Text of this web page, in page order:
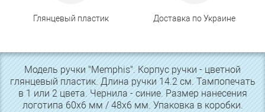
Глянцевый пластик Доставка по Украине
Модель ручки "Memphis". Корпус ручки - цветной
глянцевый пластик. Длина ручки 14.2 см. Тампопечать
в 1 или 2 цвета. Чернила - синие. Размер нанесения
логотипа 60х6 мм / 48х6 мм. Упаковка в коробки.